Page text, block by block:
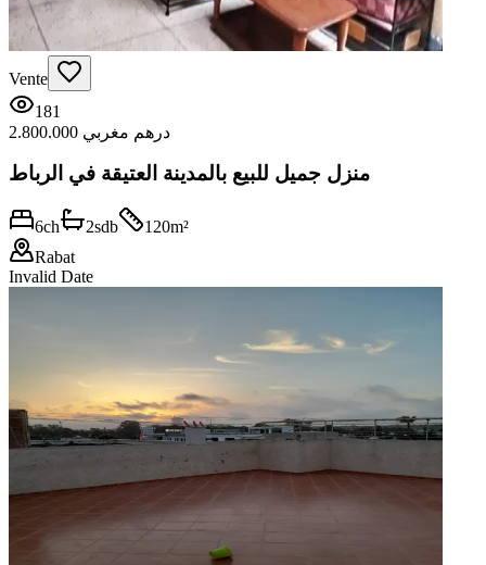
Vente
181
2.800.000 درهم مغربي
منزل جميل للبيع بالمدينة العتيقة في الرباط
6ch 2sdb 120m²
Rabat
Invalid Date